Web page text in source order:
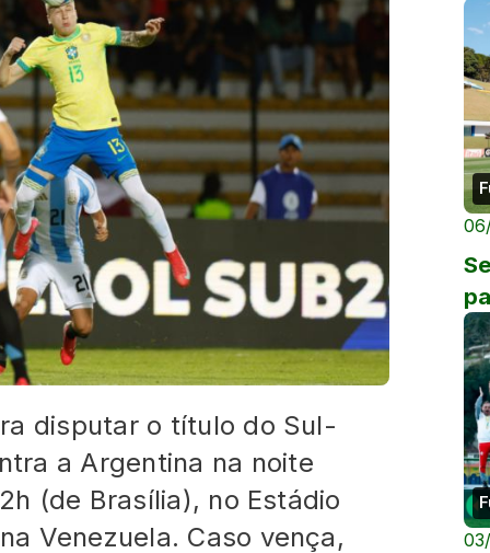
disputar o título do Sul-
a Argentina na noite
(de Brasília), no Estádio
Venezuela. Caso vença,